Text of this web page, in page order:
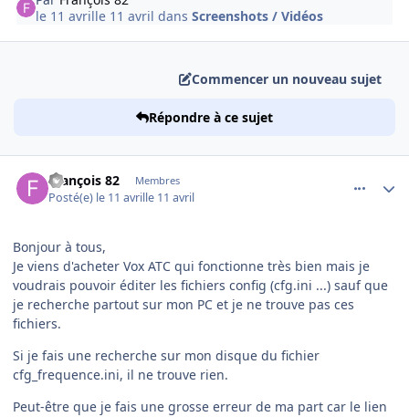
le 11 avrille 11 avril dansScreenshots / Vidéos
Commencer un nouveau sujet
Répondre à ce sujet
François 82 Membres
Posté(e) le 11 avrille 11 avril
Bonjour à tous,
Je viens d'acheter Vox ATC qui fonctionne très bien mais je
voudrais pouvoir éditer les fichiers config (cfg.ini ...) sauf que
je recherche partout sur mon PC et je ne trouve pas ces
fichiers.
Si je fais une recherche sur mon disque du fichier
cfg_frequence.ini, il ne trouve rien.
Peut-être que je fais une grosse erreur de ma part car le lien